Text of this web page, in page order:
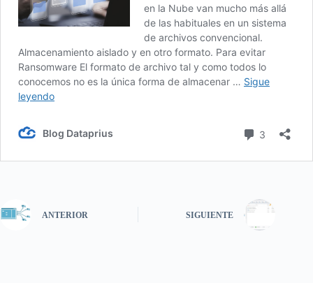
ANTERIOR SIGUIENTE